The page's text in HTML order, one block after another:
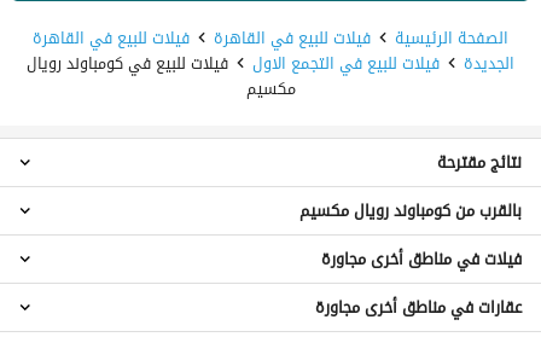
الصفحة الرئيسية
فيلات للبيع في القاهرة فيلات للبيع في القاهرة
الجديدة فيلات للبيع في التجمع الاول فيلات للبيع في كومباوند رويال
مكسيم
فيلات 4 غرف نوم للبيع في كومباوند رويال مكسيم
فيلات 5 غرف نوم للبيع في كومباوند رويال مكسيم
فيلات 6 غرف نوم للبيع في كومباوند رويال مكسيم
عقارات للبيع في كومباوند رويال مكسيم
نتائج مقترحة
فيلات للبيع في كلوب سايد تاج سيتي
فيلات للبيع في كومباوند تاج سلطان
فيلات للبيع في كومباوند قطامية ريزيدنس
بالقرب من كومباوند رويال مكسيم
فيلات للبيع في القطامية
فيلات في مناطق أخرى مجاورة
عقارات في مناطق أخرى مجاورة